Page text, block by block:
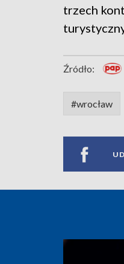
trzech
Źródło:
#wrocław